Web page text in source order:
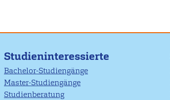
Studieninteressierte
Bachelor-Studiengänge
Master-Studiengänge
Studienberatung